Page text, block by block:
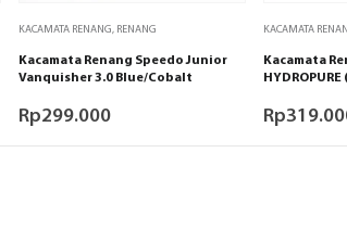
KACAMATA RENANG, RENANG
Kacamata Renang Speedo Junior
Vanquisher 3.0 Blue/Cobalt
Rp299.000
KACAMATA
Kacamata
Rp